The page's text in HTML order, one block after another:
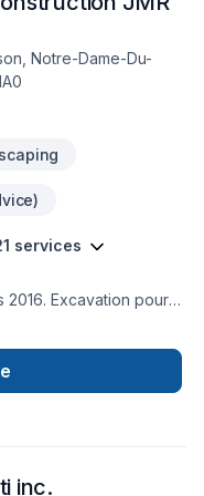
et vos
Notre-Dame-Du-
services
pour
inc.